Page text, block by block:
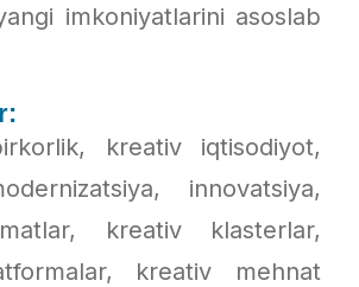
imkoniyatlarini asoslab
kreativ iqtisodiyot,
innovatsiya,
kreativ klasterlar,
kreativ mehnat